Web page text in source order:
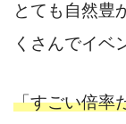
とても自然豊
くさんでイベ
「すごい倍率